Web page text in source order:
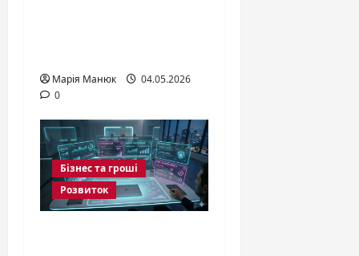
Марія Манюк
04.05.2026
0
Бізнес та гроші
Розвиток